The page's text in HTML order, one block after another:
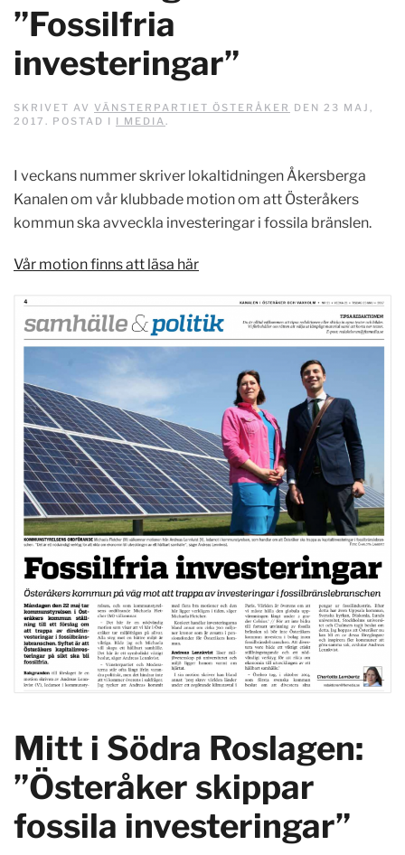
”Fossilfria
investeringar”
SKRIVET AV VÄNSTERPARTIET ÖSTERÅKER DEN 23 MAJ,
2017 . POSTAD I I MEDIA.
I veckans nummer skriver lokaltidningen Åkersberga
Kanalen om vår klubbade motion om att Österåkers
kommun ska avveckla investeringar i fossila bränslen.
Vår motion finns att läsa här
Mitt i Södra Roslagen:
”Österåker skippar
fossila investeringar”